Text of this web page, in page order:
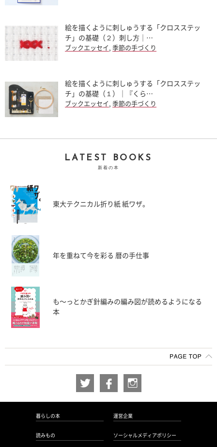
絵を描くように刺しゅうする「クロスステッ
チ」の基礎（２）刺し方｜…
ブックエッセイ 季節の手づくり
絵を描くように刺しゅうする「クロスステッ
チ」の基礎（１）｜『くら…
ブックエッセイ 季節の手づくり
LATEST BOOKS
新着の本
東大テクニカル折り紙 紙ワザ。
年を重ねて今を彩る 暦の手仕事
も〜っとかぎ針編みの編み図が読めるようになる
本
暮らしの本
読みもの
運営企業
ソーシャルメディアポリシー